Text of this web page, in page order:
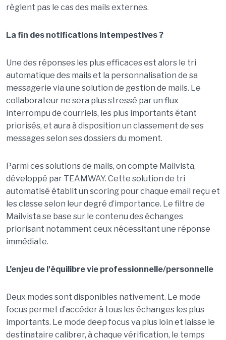
règlent pas le cas des mails externes.
La fin des notifications intempestives ?
Une des réponses les plus efficaces est alors le tri
automatique des mails et la personnalisation de sa
messagerie via une solution de gestion de mails. Le
collaborateur ne sera plus stressé par un flux
interrompu de courriels, les plus importants étant
priorisés, et aura à disposition un classement de ses
messages selon ses dossiers du moment.
Parmi ces solutions de mails, on compte Mailvista,
développé par TEAMWAY. Cette solution de tri
automatisé établit un scoring pour chaque email reçu et
les classe selon leur degré d’importance. Le filtre de
Mailvista se base sur le contenu des échanges
priorisant notamment ceux nécessitant une réponse
immédiate.
L’enjeu de l'équilibre vie professionnelle/personnelle
Deux modes sont disponibles nativement. Le mode
focus permet d’accéder à tous les échanges les plus
importants. Le mode deep focus va plus loin et laisse le
destinataire calibrer, à chaque vérification, le temps